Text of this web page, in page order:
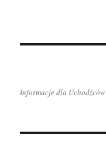
Informacje dla Uchodźców